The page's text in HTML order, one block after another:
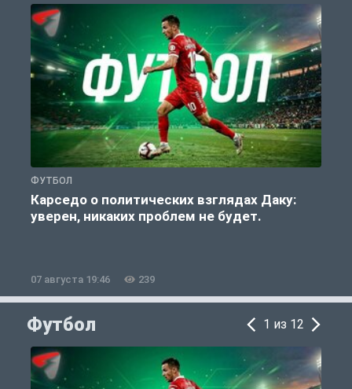
ФУТБОЛ
Карседо о политических взглядах Даку:
уверен, никаких проблем не будет.
07 августа 19:46 239
Футбол 1 из 12